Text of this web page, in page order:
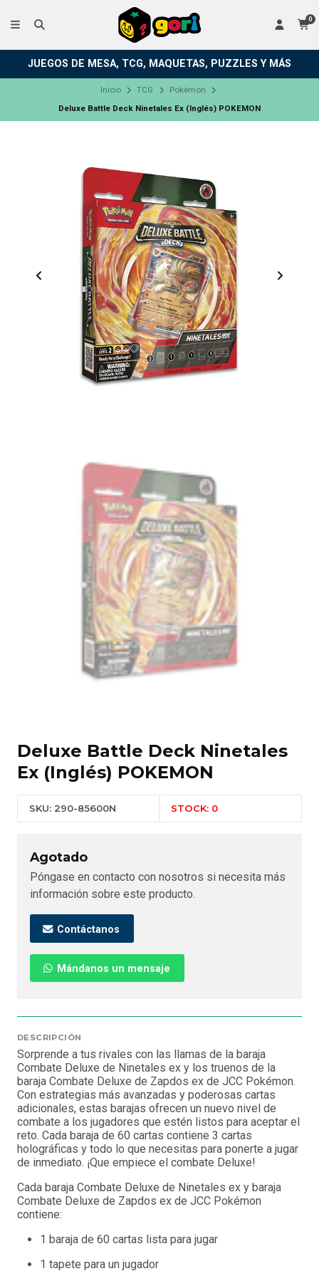
0
JUEGOS DE MESA, TCG, MAQUETAS, PUZZLES Y MÁS
Inicio TCG
Pokémon
Deluxe Battle Deck Ninetales Ex (Inglés) POKEMON
Deluxe Battle Deck Ninetales
Ex (Inglés) POKEMON
SKU: 290-85600N STOCK: 0
Agotado
Póngase en contacto con nosotros si necesita más
información sobre este producto.
Contáctanos
Mándanos un mensaje
DESCRIPCIÓN
Sorprende a tus rivales con las llamas de la baraja
Combate Deluxe de Ninetales ex y los truenos de la
baraja Combate Deluxe de Zapdos ex de JCC Pokémon.
Con estrategias más avanzadas y poderosas cartas
adicionales, estas barajas ofrecen un nuevo nivel de
combate a los jugadores que estén listos para aceptar el
reto. Cada baraja de 60 cartas contiene 3 cartas
holográficas y todo lo que necesitas para ponerte a jugar
de inmediato. ¡Que empiece el combate Deluxe!
Cada baraja Combate Deluxe de Ninetales ex y baraja
Combate Deluxe de Zapdos ex de JCC Pokémon
contiene:
1 baraja de 60 cartas lista para jugar
1 tapete para un jugador